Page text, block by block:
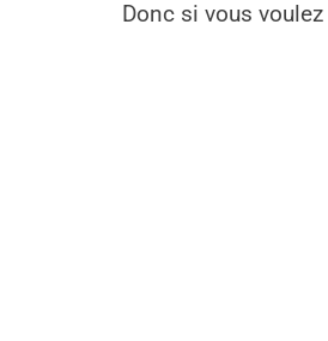
Donc si vous